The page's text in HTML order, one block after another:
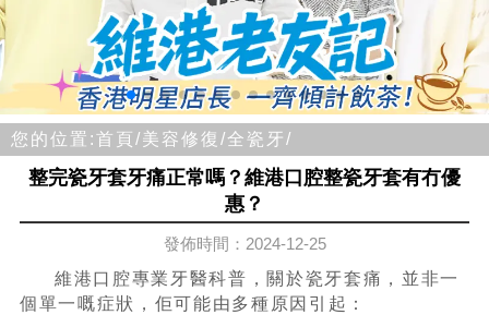
您的位置:首頁/美容修復/全瓷牙/
整完瓷牙套牙痛正常嗎？維港口腔整瓷牙套有冇優
惠？
發佈時間：2024-12-25
維港口腔專業牙醫科普，關於瓷牙套痛，並非一
個單一嘅症狀，佢可能由多種原因引起：